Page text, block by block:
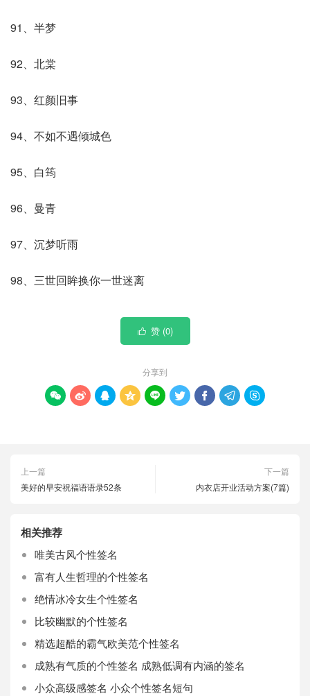
91、半梦
92、北棠
93、红颜旧事
94、不如不遇倾城色
95、白筠
96、曼青
97、沉梦听雨
98、三世回眸换你一世迷离
 赞 (0)
分享到
        
上一篇
美好的早安祝福语语录52条
下一篇
内衣店开业活动方案(7篇)
相关推荐
唯美古风个性签名
富有人生哲理的个性签名
绝情冰冷女生个性签名
比较幽默的个性签名
精选超酷的霸气欧美范个性签名
成熟有气质的个性签名 成熟低调有内涵的签名
小众高级感签名 小众个性签名短句